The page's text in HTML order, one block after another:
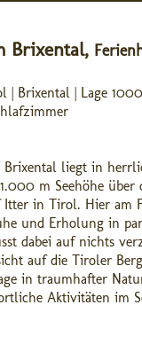
Brixental,
| Brixental | Lage
Brixental liegt in
m Seehöhe über
Itter in Tirol. Hier am
und Erholung in
dabei auf nichts
auf die Tiroler
in traumhafter
Aktivitäten im